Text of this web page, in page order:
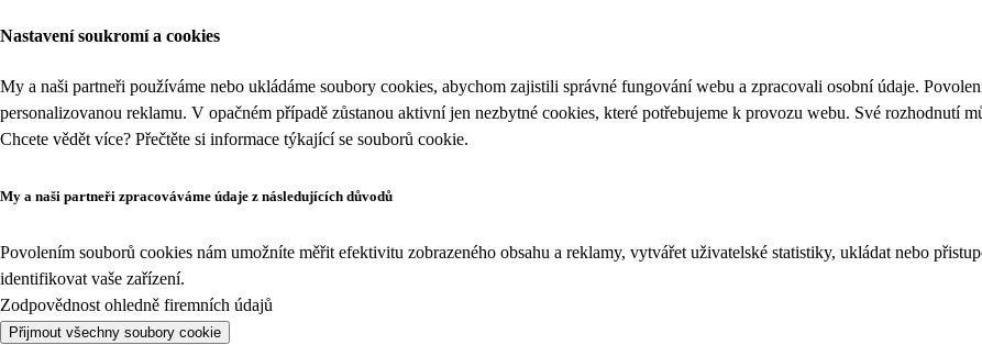
Nastavení soukromí a cookies
My a naši partneři používáme nebo ukládáme soubory cookies, abychom zajistili správné fungování webu a zpracovali osobní údaje.
personalizovanou reklamu. V opačném případě zůstanou aktivní jen nezbytné cookies, které potřebujeme k provozu webu. Své rozhodnutí
Chcete vědět více? Přečtěte si informace týkající se souborů cookie.
My a naši partneři zpracováváme údaje z následujících důvodů
Povolením souborů cookies nám umožníte měřit efektivitu zobrazeného obsahu a reklamy, vytvářet uživatelské statistiky, ukládat nebo
identifikovat vaše zařízení.
Zodpovědnost ohledně firemních údajů
Přijmout všechny soubory cookie